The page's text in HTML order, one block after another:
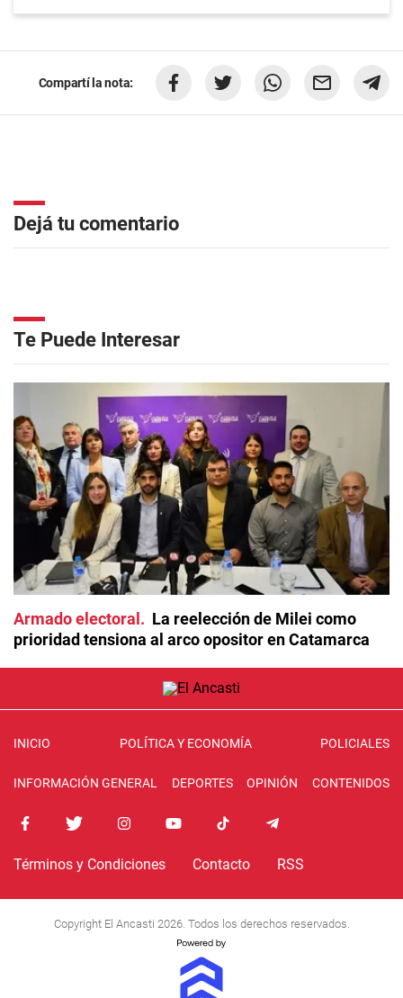
Compartí la nota:
Dejá tu comentario
Te Puede Interesar
Armado electoral
La reelección de Milei como
prioridad tensiona al arco opositor en Catamarca
INICIO POLÍTICA Y ECONOMÍA POLICIALES
INFORMACIÓN GENERAL DEPORTES OPINIÓN CONTENIDOS
Términos y Condiciones Contacto RSS
Copyright El Ancasti 2026. Todos los derechos reservados.